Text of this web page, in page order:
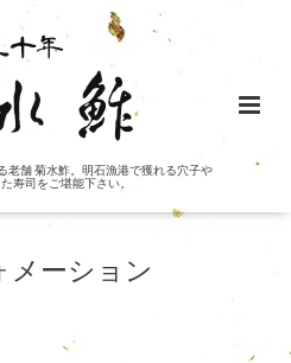
老舗 菊水鮓。明石漁港で獲れる穴子や
寿司をご堪能下さい。
メーション